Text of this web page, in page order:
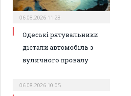
06.08.2026 11:28
Одеські рятувальники
дістали автомобіль з
вуличного провалу
06.08.2026 10:05